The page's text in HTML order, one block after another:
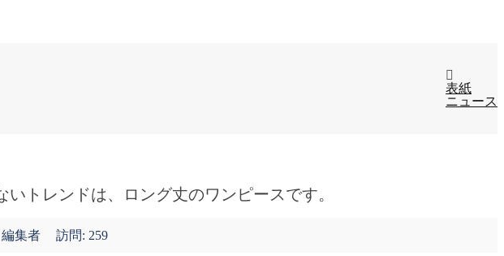
表紙
ニュース
トレンドは、ロング丈のワンピースです。
集者 訪問: 259